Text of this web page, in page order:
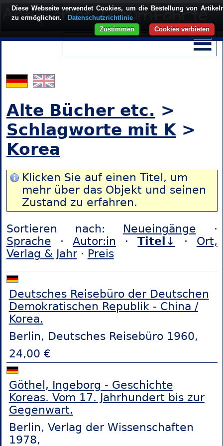
Alte Bücher etc. >
Schlagworte mit K>
Korea
Klicken Sie auf einen Titel, um
mehr über das Objekt und seinen
Zustand zu erfahren.
Sortieren nach: Neueingänge ·
Sprache ·Autor:in ·Titel↓ · Ort,
Verlag & Jahr· Preis
Deutsches Reisebüro der Deutschen
Demokratischen Republik - China /
Korea.
Berlin, Deutsches Reisebüro 1960,
24,00 €
Göthel, Ingeborg - Geschichte
Koreas. Vom 17. Jahrhundert bis zur
Gegenwart.
Berlin, Verlag der Wissenschaften
1978,
Diese Webseite verwendet Cookies, um die Bestellung von
zu ermöglichen.
Datenschutzrichtlinie
Cookies verbieten
Zustimmen